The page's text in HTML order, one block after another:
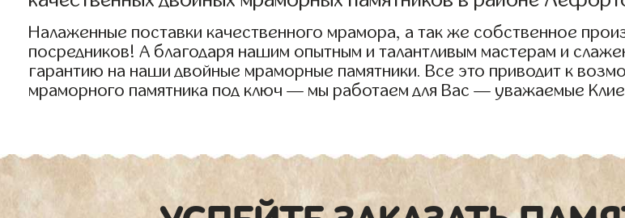
Налаженные поставки качественного мрамора, а так же собственное
посредников! А благодаря нашим опытным и талантливым мастерам и
гарантию на наши двойные мраморные памятники. Все это приводит к
мраморного памятника под ключ — мы работаем для Вас — уважаемые